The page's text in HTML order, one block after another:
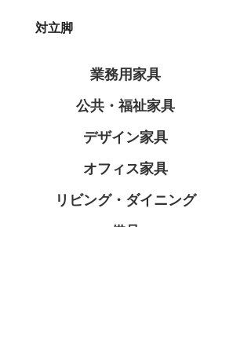
対立脚
業務用家具
公共・福祉家具
デザイン家具
オフィス家具
リビング・ダイニング
備品